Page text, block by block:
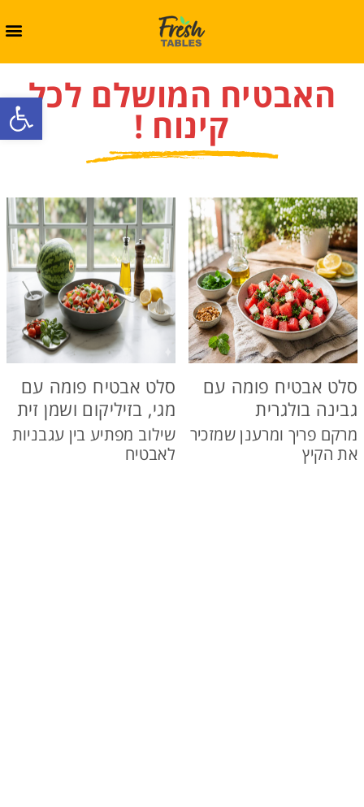
האבטיח המושלם לכל
קינוח !
סלט אבטיח פומה עם
גבינה בולגרית
מרקם פריך ומרענן שמזכיר
את הקיץ
סלט אבטיח פומה עם
מגי, בזיליקום ושמן זית
שילוב מפתיע בין עגבניות
לאבטיח